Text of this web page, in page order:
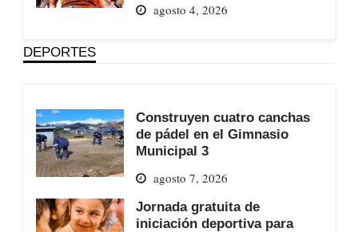
agosto 4, 2026
DEPORTES
Construyen cuatro canchas
de pádel en el Gimnasio
Municipal 3
agosto 7, 2026
Jornada gratuita de
iniciación deportiva para